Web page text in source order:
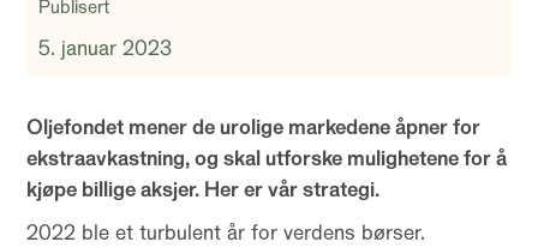
Publisert
5. januar 2023
Oljefondet mener de urolige markedene åpner for
ekstraavkastning, og skal utforske mulighetene for å
kjøpe billige aksjer. Her er vår strategi.
2022 ble et turbulent år for verdens børser.